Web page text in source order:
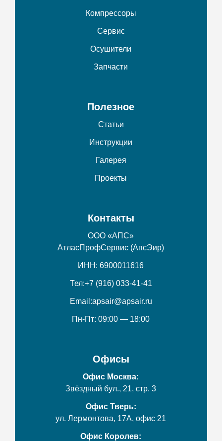
Компрессоры
Сервис
Осушители
Запчасти
Полезное
Статьи
Инструкции
Галерея
Проекты
Контакты
ООО «АПС»
АтласПрофСервис (АпсЭир)
ИНН: 6900011616
Тел:+7 (916) 033-41-41
Email:apsair@apsair.ru
Пн-Пт: 09:00 — 18:00
Офисы
Офис Москва:
Звёздный бул., 21, стр. 3
Офис Тверь:
ул. Лермонтова, 17А, офис 21
Офис Королев: